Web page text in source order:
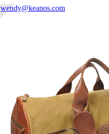
wendy@keanos.com